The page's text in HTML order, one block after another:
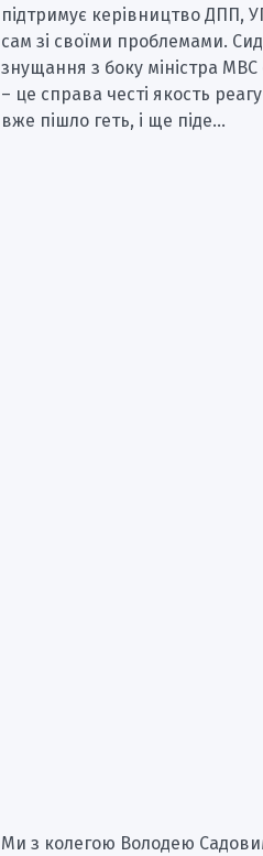
підтримує керівництво ДПП,
сам зі своїми проблемами.
знущання з боку міністра
– це справа честі якость
вже пішло геть, і ще піде…
Ми з колегою Володею